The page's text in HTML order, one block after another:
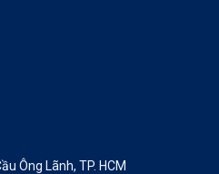
Ông Lãnh, TP. HCM